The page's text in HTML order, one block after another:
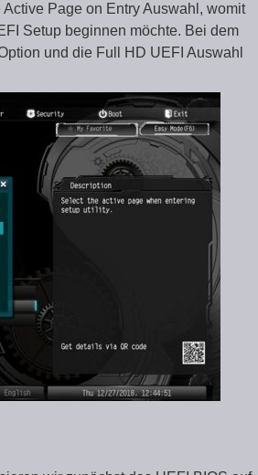
Page on Entry Auswahl, womit
Setup beginnen möchte. Bei dem
und die Full HD UEFI Auswahl